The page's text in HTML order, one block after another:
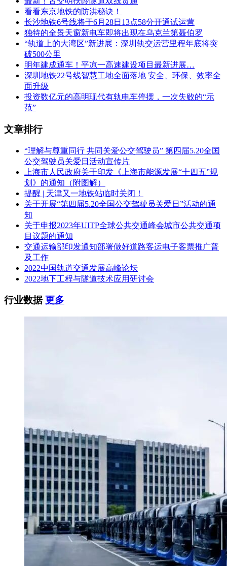
看看东京地铁的防洪秘诀！
长沙地铁6号线将于6月28日13点58分开通试运营
独特的全景天窗新电车即将出现在乌克兰第聂伯罗
“轨道上的大湾区”新进展：深圳轨交运营里程年底将突
破500公里
明年建成通车！平凉一高速建设项目最新进展…
深圳地铁22号线智慧工地全面落地 安全、环保、效率全
面升级
投资数亿元的高明现代有轨电车停摆，一次失败的“示
范”
文章排行
“理解与尊重同行 共同关爱公交驾驶员” 第四届5.20全国
公交驾驶员关爱日活动宣传片
上海市人民政府关于印发《上海市能源发展“十四五”规
划》的通知（附图解）
提醒 | 天津又一地铁站临时关闭！
关于开展“第四届5.20全国公交驾驶员关爱日”活动的通
知
关于申报2023年UITP全球公共交通峰会城市公共交通项
目议题的通知
交通运输部印发通知部署做好道路客运电子客票推广普
及工作
2022中国轨道交通发展高峰论坛
2022地下工程与隧道技术应用研讨会
行业数据更多